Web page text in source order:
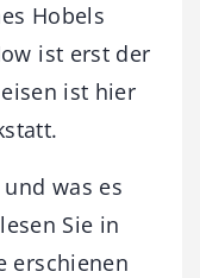
Hobels
ist erst der
ist hier
was es
Sie in
erschienen